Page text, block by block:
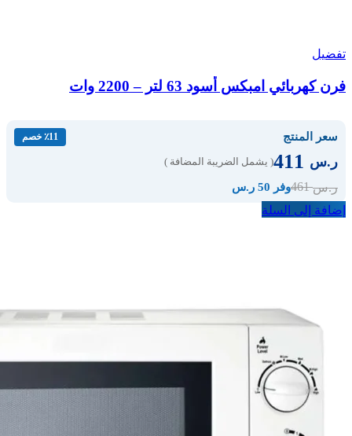
تفضيل
فرن كهربائي امبكس أسود 63 لتر – 2200 وات
سعر المنتج ٪11 خصم
ر.س ( يشمل الضريبة المضافة )
ر.س461 وفر 50 ر.س
إضافة إلى السلة